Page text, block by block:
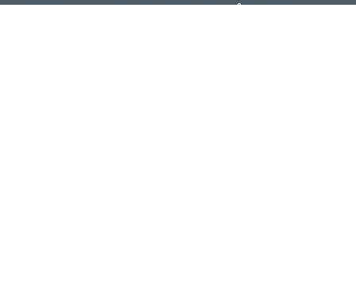
2026. Alla rättigheter förbehållna.